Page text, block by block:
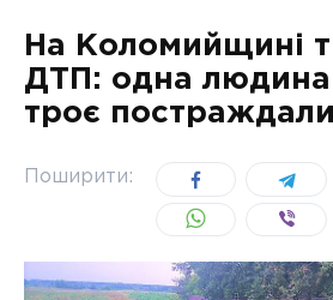
УКРАЇНА
На Коломийщині
ДТП: одна людина
троє
Поширити: